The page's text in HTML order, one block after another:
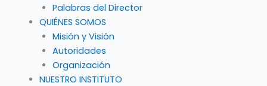
Palabras del Director
QUIÉNES SOMOS
Misión y Visión
Autoridades
Organización
NUESTRO INSTITUTO